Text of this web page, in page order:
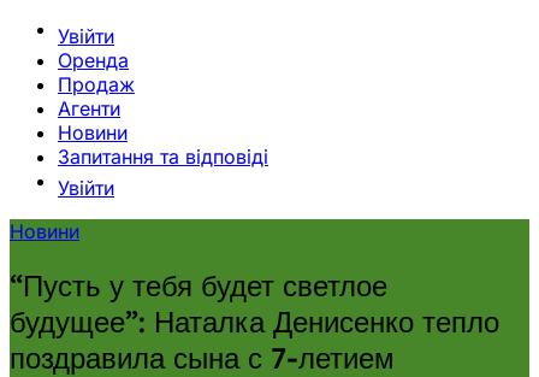
Увійти
Оренда
Продаж
Агенти
Новини
Запитання та відповіді
Увійти
Новини
“Пусть у тебя будет светлое
будущее”: Наталка Денисенко тепло
поздравила сына с 7-летием